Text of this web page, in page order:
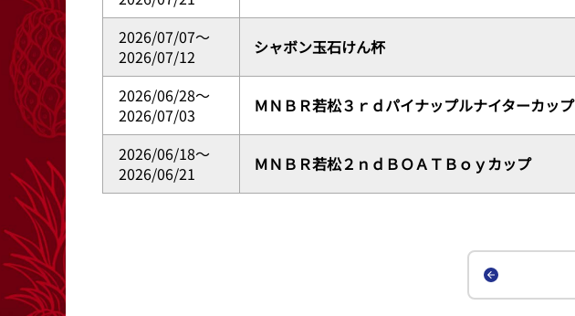
2026/07/07～
2026/07/12
シャボン玉石けん杯
2026/06/28～
2026/07/03
ＭＮＢＲ若松３ｒｄパイナップルナイターカップ
2026/06/18～
2026/06/21
ＭＮＢＲ若松２ｎｄＢＯＡＴＢｏｙカップ